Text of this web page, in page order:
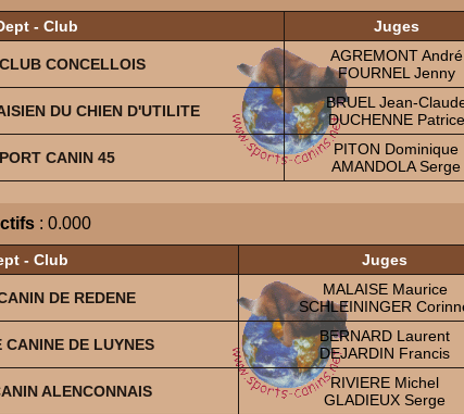
- Club Juges
CONCELLOIS
AGREMONT André
FOURNEL Jenny
DU CHIEN D'UTILITE
BRUEL Jean-
DUCHENNE Patrice
CANIN 45
PITON Dominique
AMANDOLA Serge
: 0.000
- Club Juges
DE REDENE
MALAISE Maurice
SCHLEININGER
CANINE DE LUYNES
BERNARD Laurent
DEJARDIN Francis
ALENCONNAIS
RIVIERE Michel
GLADIEUX Serge